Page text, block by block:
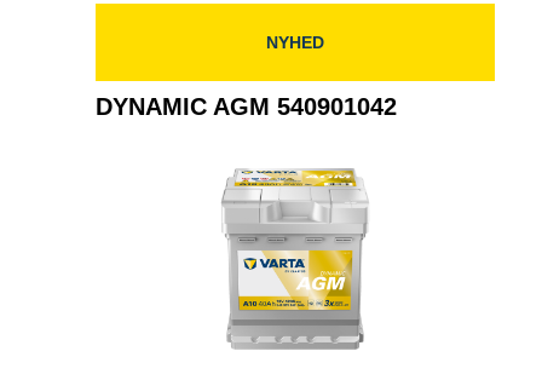
NYHED
DYNAMIC AGM 540901042